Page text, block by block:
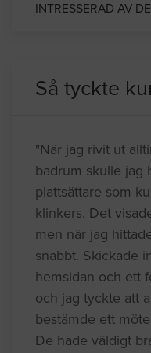
INTRESSERAD AV
Så tyckte
"När jag rivit ut
badrum skulle jag
plattsättare som
klinkers. Det
men när jag
snabbt. Skickade
hemsidan och ett
och jag tyckte att
bestämde ett
De hade väldigt